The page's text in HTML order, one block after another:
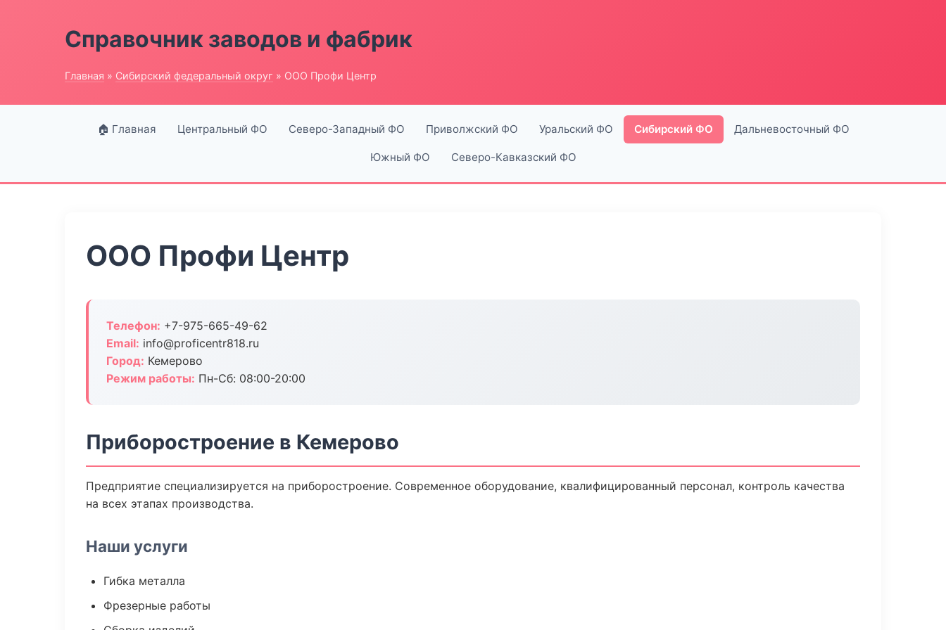
Справочник заводов и фабрик
Главная » Сибирский федеральный округ » ООО Профи Центр
🏠 Главная Центральный ФО Северо-Западный ФО Приволжский ФО Уральский ФО Сибирский ФО Дальневосточный ФО
Южный ФО Северо-Кавказский ФО
ООО Профи Центр
Телефон: +7-975-665-49-62
Email: info@proficentr818.ru
Город: Кемерово
Режим работы: Пн-Сб: 08:00-20:00
Приборостроение в Кемерово
Предприятие специализируется на приборостроение. Современное оборудование, квалифицированный персонал, контроль качества
на всех этапах производства.
Наши услуги
Гибка металла
Фрезерные работы